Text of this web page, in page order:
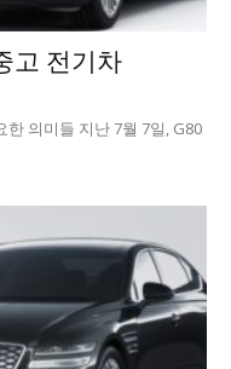
고 전기차
의미들 지난 7월 7일, G80